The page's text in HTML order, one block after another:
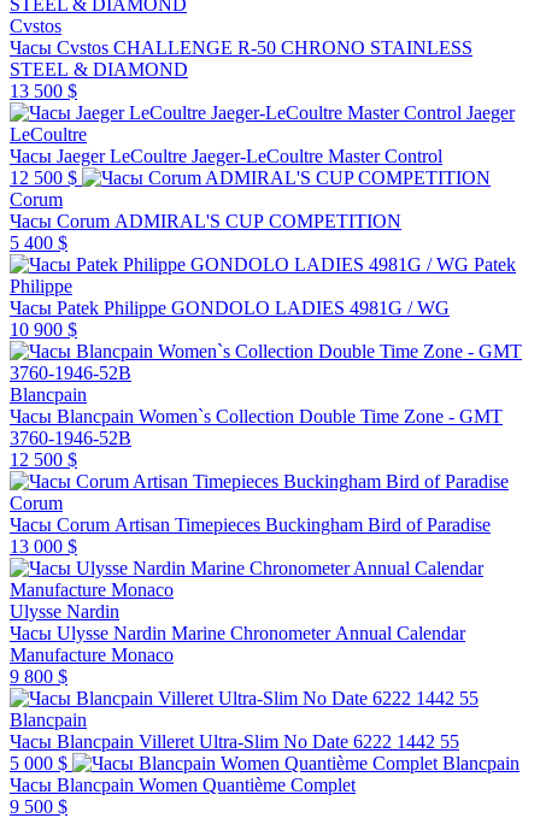
Cvstos
Часы Cvstos CHALLENGE R-50 CHRONO STAINLESS
STEEL & DIAMOND
13 500 $
Jaeger
LeCoultre
Часы Jaeger LeCoultre Jaeger-LeCoultre Master Control
12 500 $
Corum
Часы Corum ADMIRAL'S CUP COMPETITION
5 400 $
Patek
Philippe
Часы Patek Philippe GONDOLO LADIES 4981G / WG
10 900 $
Blancpain
Часы Blancpain Women`s Collection Double Time Zone - GMT
3760-1946-52B
12 500 $
Corum
Часы Corum Artisan Timepieces Buckingham Bird of Paradise
13 000 $
Ulysse Nardin
Часы Ulysse Nardin Marine Chronometer Annual Calendar
Manufacture Monaco
9 800 $
Blancpain
Часы Blancpain Villeret Ultra-Slim No Date 6222 1442 55
5 000 $
Blancpain
Часы Blancpain Women Quantième Complet
9 500 $